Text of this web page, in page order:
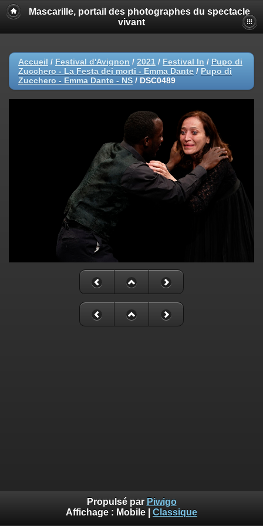
Mascarille, portail des photographes du spectacle
vivant
Accueil / Festival d'Avignon / 2021 / Festival In / Pupo di
Zucchero - La Festa dei morti - Emma Dante / Pupo di
Zucchero - Emma Dante - NS / DSC0489
Propulsé par Piwigo
Affichage : Mobile Classique